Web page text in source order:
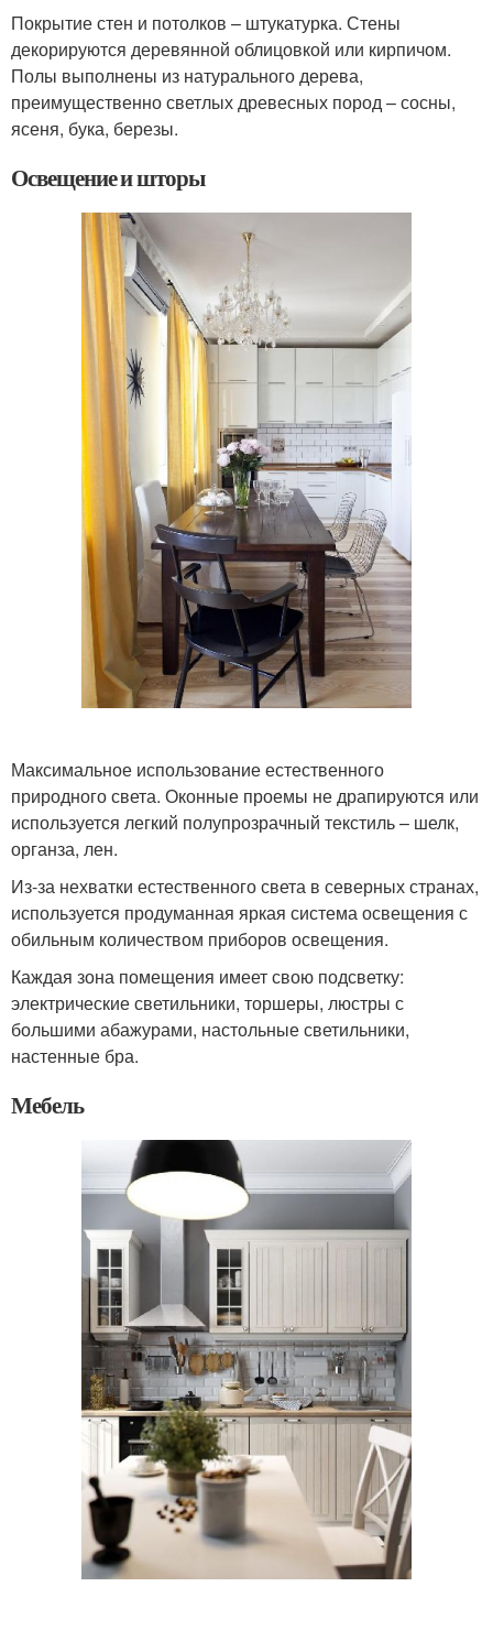
Покрытие стен и потолков – штукатурка. Стены
декорируются деревянной облицовкой или кирпичом.
Полы выполнены из натурального дерева,
преимущественно светлых древесных пород – сосны,
ясеня, бука, березы.
Освещение и шторы
Максимальное использование естественного
природного света. Оконные проемы не драпируются или
используется легкий полупрозрачный текстиль – шелк,
органза, лен.
Из-за нехватки естественного света в северных странах,
используется продуманная яркая система освещения с
обильным количеством приборов освещения.
Каждая зона помещения имеет свою подсветку:
электрические светильники, торшеры, люстры с
большими абажурами, настольные светильники,
настенные бра.
Мебель